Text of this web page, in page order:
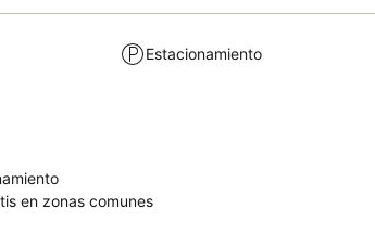
Estacionamiento
en zonas comunes